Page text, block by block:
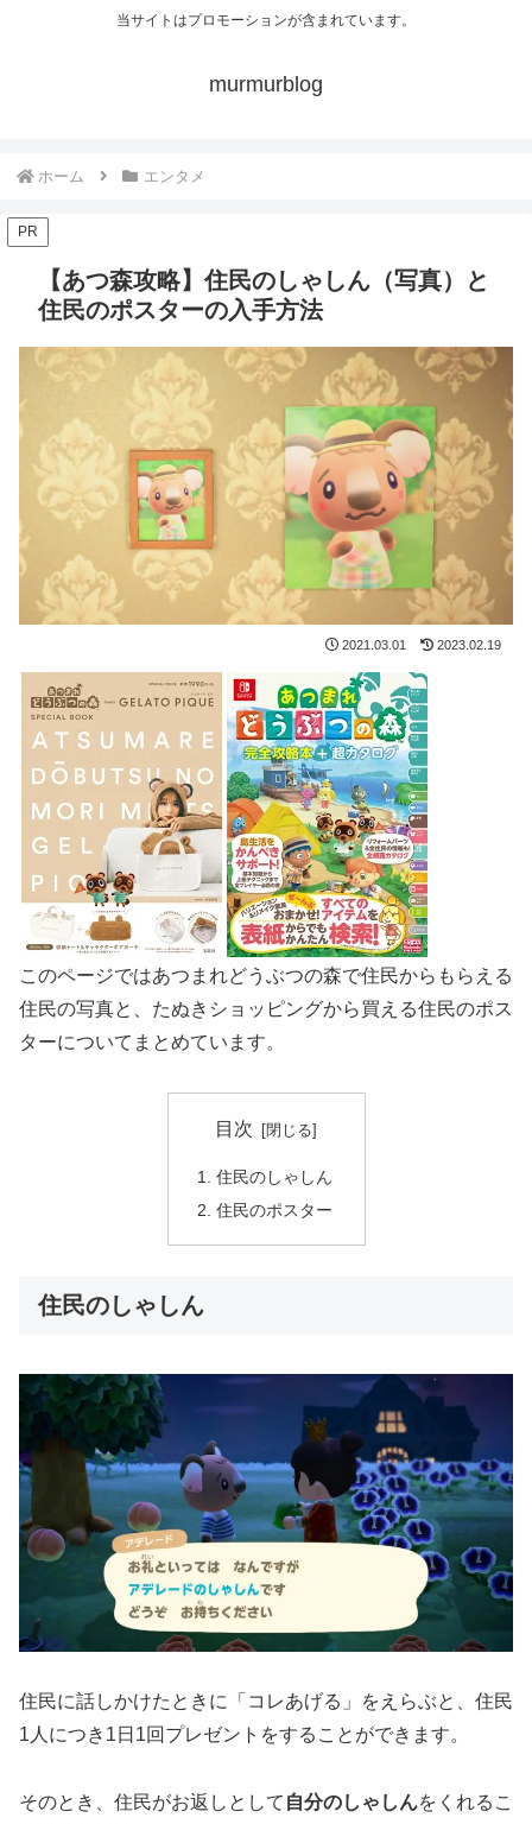
当サイトはプロモーションが含まれています。
murmurblog
ホーム エンタメ
PR
【あつ森攻略】住民のしゃしん（写真）と
住民のポスターの入手方法
2021.03.01 2023.02.19
このページではあつまれどうぶつの森で住民からもらえる
住民の写真と、たぬきショッピングから買える住民のポス
ターについてまとめています。
目次
住民のしゃしん
住民のポスター
住民のしゃしん
住民に話しかけたときに「コレあげる」をえらぶと、住民
1人につき1日1回プレゼントをすることができます。
そのとき、住民がお返しとして 自分のしゃしんをくれるこ